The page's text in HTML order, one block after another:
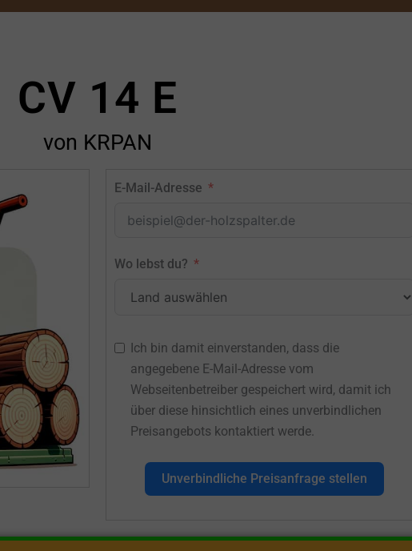
CV 14 E
von KRPAN
E-Mail-Adresse
Wo lebst du?
Ich bin damit einverstanden, dass die
angegebene E-Mail-Adresse vom
Webseitenbetreiber gespeichert wird, damit ich
über diese hinsichtlich eines unverbindlichen
Preisangebots kontaktiert werde.
Unverbindliche Preisanfrage stellen